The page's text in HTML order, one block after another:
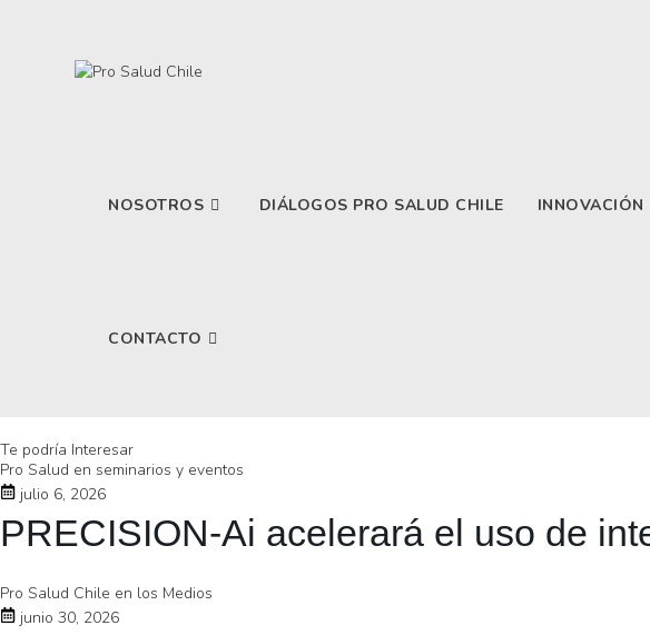
NOSOTROS DIÁLOGOS PRO SALUD CHILE INNOVACIÓN
CONTACTO
Te podría Interesar
Pro Salud en seminarios y eventos
julio 6, 2026
PRECISION-Ai acelerará el uso de
Pro Salud Chile en los Medios
junio 30, 2026